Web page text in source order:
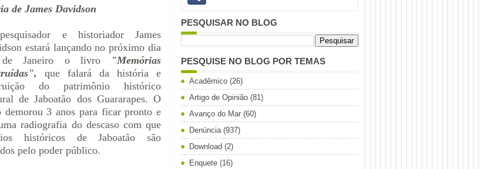
de James Davidson
e historiador James
estará lançando no próximo dia
Janeiro o livro
"Memórias
que falará da história e
do patrimônio histórico
de Jaboatão dos Guararapes. O
demorou 3 anos para ficar pronto e
radiografia do descaso com que
históricos de Jaboatão são
pelo poder público.
PESQUISAR NO BLOG
PESQUISE NO BLOG POR TEMAS
Acadêmico (26)
Artigo de Opinião (81)
Avanço do Mar (60)
Denúncia (937)
Download (2)
Enquete (16)